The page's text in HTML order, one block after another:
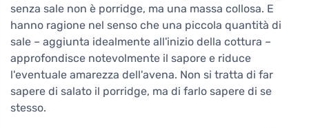
senza sale non è porridge, ma una massa collosa. E
hanno ragione nel senso che una piccola quantità di
sale – aggiunta idealmente all'inizio della cottura –
approfondisce notevolmente il sapore e riduce
l'eventuale amarezza dell'avena. Non si tratta di far
sapere di salato il porridge, ma di farlo sapere di se
stesso.